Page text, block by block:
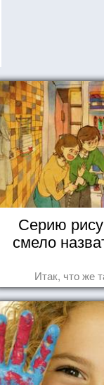
Серию
смело
Итак, что же